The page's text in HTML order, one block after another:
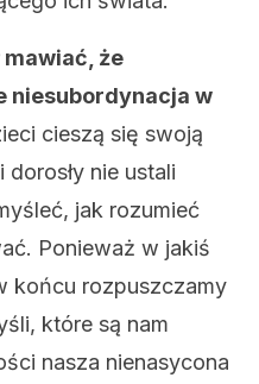
mawiać, że
niesubordynacja w
cieszą się swoją
nie ustali
jak rozumieć
Ponieważ w jakiś
końcu rozpuszczamy
które są nam
nasza nienasycona